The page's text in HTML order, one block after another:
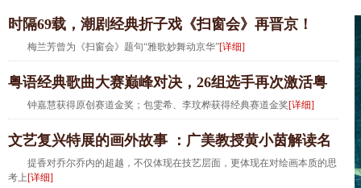
时隔69载，潮剧经典折子戏《扫窗会》再晋京！
梅兰芳曾为《扫窗会》题句“雅歌妙舞动京华”[详细]
粤语经典歌曲大赛巅峰对决，26组选手再次激活粤
语歌曲DNA
钟嘉慧获得原创赛道金奖；包雯希、李玟桦获得经典赛道金奖[详细]
文艺复兴特展的画外故事 ：广美教授黄小茵解读名
画背后的传承与纠葛 | 博物天下
提香对乔尔乔内的超越，不仅体现在技艺层面，更体现在对绘画本质的思
考上[详细]